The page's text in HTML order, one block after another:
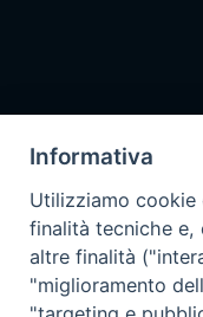
Informativa
Utilizziamo
finalità tecniche e,
altre finalità
"miglioramento